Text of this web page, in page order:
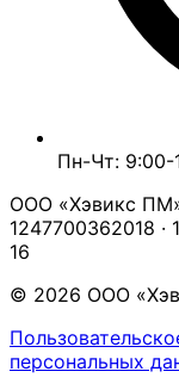
Пн-Чт: 9:00-
ООО «Хэвикс
1247700362018 ·
16
© 2026 ООО
персональных